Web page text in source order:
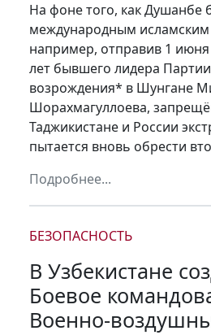
На фоне того, как Душанбе
международным
например, отправив 1
лет бывшего лидера
возрождения* в Шунгане
Шорахмагуллоева,
Таджикистане и России
пытается вновь обрести
Подробнее...
БЕЗОПАСНОСТЬ
В Узбекистане
Боевое
Военно-